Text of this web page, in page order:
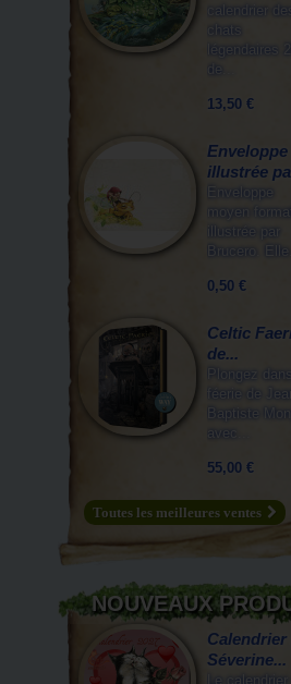
calendrier des
chats
légendaires
de...
13,50 €
Enveloppe
illustrée
Enveloppe
moyen format
illustrée par
Brucero.
0,50 €
Celtic
de...
Plongez
féerie de
Baptiste
avec...
55,00 €
Toutes les meilleures ventes
NOUVEAUX
Calendrier
Séverine...
Le calendrier